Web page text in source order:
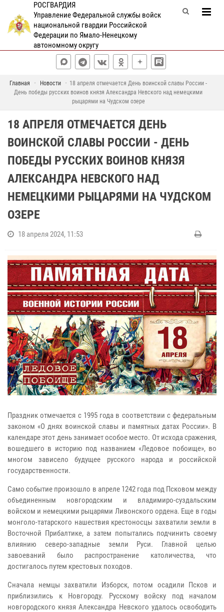
РОСГВАРДИЯ
Управление Федеральной службы войск
национальной гвардии Российской
Федерации по Ямало-Ненецкому
автономному округу
Главная Новости
18 апреля отмечается День воинской славы России -
День победы русских воинов князя Александра Невского над немецкими
рыцарями на Чудском озере
18 АПРЕЛЯ ОТМЕЧАЕТСЯ ДЕНЬ
ВОИНСКОЙ СЛАВЫ РОССИИ - ДЕНЬ
ПОБЕДЫ РУССКИХ ВОИНОВ КНЯЗЯ
АЛЕКСАНДРА НЕВСКОГО НАД
НЕМЕЦКИМИ РЫЦАРЯМИ НА ЧУДСКОМ
ОЗЕРЕ
18 апреля 2024, 11:53
Праздник отмечается с 1995 года в соответствии с федеральным
законом «О днях воинской славы и памятных датах России». В
календаре этот день занимает особое место. От исхода сражения,
вошедшего в историю под названием «Ледовое побоище», во
многом зависело будущее русского народа и российской
государственности.
Само событие произошло в апреле 1242 года под Псковом между
объединенным новгородским и владимиро-суздальским
войском и немецкими рыцарями Ливонского ордена. Еще в годы
монголо-татарского нашествия крестоносцы захватили земли в
Восточной Прибалтике, а затем попытались подчинить своему
влиянию северо-западные земли Руси. Главной целью
завоеваний было распространение католичества, что
достигалось путем крестовых походов.
Сначала немцы захватили Изборск, потом осадили Псков и
приблизились к Новгороду. Русскому войску под началом
новгородского князя Александра Невского удалось освободить